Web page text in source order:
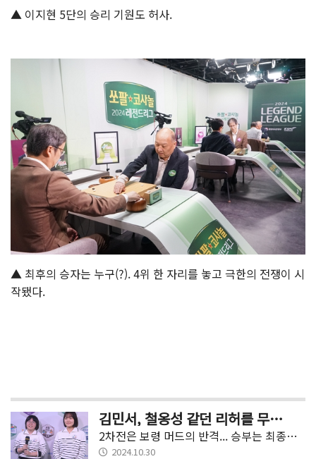
▲ 이지현 5단의 승리 기원도 허사.
▲ 최후의 승자는 누구(?). 4위 한 자리를 놓고 극한의 전쟁이 시
작됐다.
김민서, 철옹성 같던 리허를 무너뜨리다
2차전은 보령 머드의 반격... 승부는 최종전으로
2024.10.30